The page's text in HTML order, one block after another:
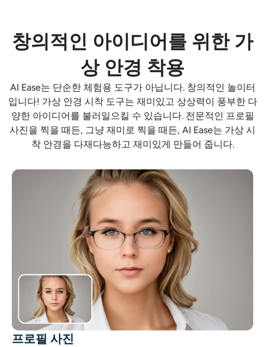
창의적인 아이디어를 위한 가
상 안경 착용
AI Ease는 단순한 체험용 도구가 아닙니다. 창의적인 놀이터
입니다! 가상 안경 시착 도구는 재미있고 상상력이 풍부한 다
양한 아이디어를 불러일으킬 수 있습니다. 전문적인 프로필
사진을 찍을 때든, 그냥 재미로 찍을 때든, AI Ease는 가상 시
착 안경을 다재다능하고 재미있게 만들어 줍니다.
프로필 사진